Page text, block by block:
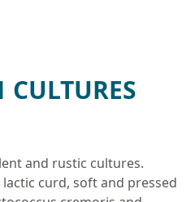
and rustic cultures.
curd, soft and pressed